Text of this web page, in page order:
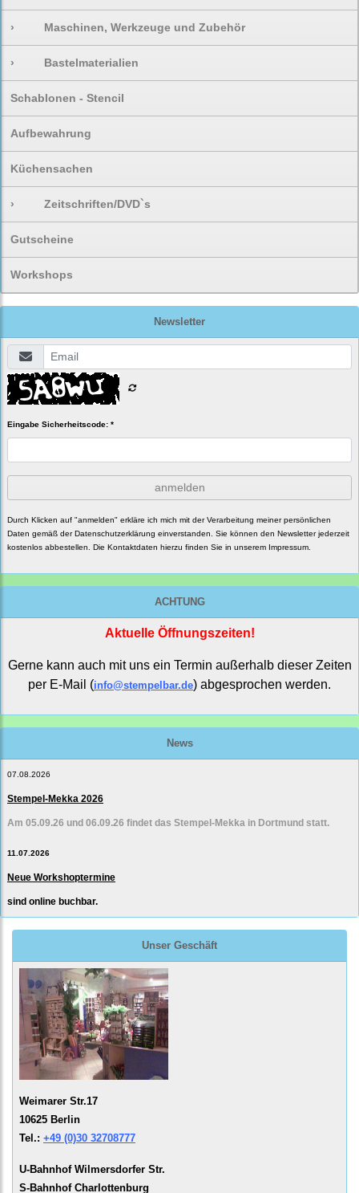
› Maschinen, Werkzeuge und Zubehör
› Bastelmaterialien
Schablonen - Stencil
Aufbewahrung
Küchensachen
› Zeitschriften/DVD`s
Gutscheine
Workshops
Newsletter
Eingabe Sicherheitscode: *
anmelden
Durch Klicken auf "anmelden" erkläre ich mich mit der Verarbeitung meiner persönlichen
Daten gemäß derDatenschutzerklärung einverstanden. Sie können den Newsletter jederzeit
kostenlos abbestellen. Die Kontaktdaten hierzu finden Sie in unserem Impressum.
ACHTUNG
Aktuelle Öffnungszeiten!
Gerne kann auch mit uns ein Termin außerhalb dieser Zeiten
per E-Mail (info@stempelbar.de) abgesprochen werden.
News
07.08.2026
Stempel-Mekka 2026
Am 05.09.26 und 06.09.26 findet das Stempel-Mekka in Dortmund statt.
11.07.2026
Neue Workshoptermine
sind online buchbar.
Unser Geschäft
Weimarer Str.17
10625 Berlin
Tel.: +49 (0)30 32708777
U-Bahnhof Wilmersdorfer Str.
S-Bahnhof Charlottenburg